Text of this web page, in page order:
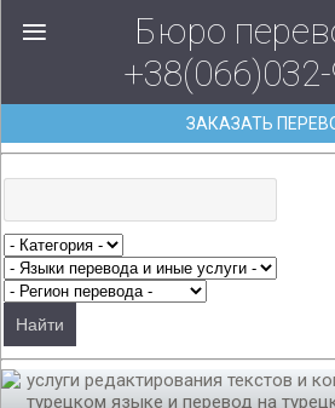
Бюро
ЗАКАЗАТЬ